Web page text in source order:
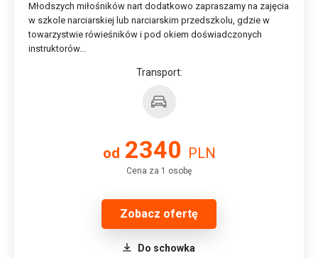
Młodszych miłośników nart dodatkowo zapraszamy na zajęcia
w szkole narciarskiej lub narciarskim przedszkolu, gdzie w
towarzystwie rówieśników i pod okiem doświadczonych
instruktorów...
od 2340 PLN
Cena za 1 osobę
Transport:
Zobacz ofertę
Do schowka